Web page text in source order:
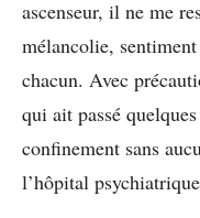
ascenseur, il ne me
mélancolie,
chacun. Avec
qui ait passé
confinement sans
l’hôpital